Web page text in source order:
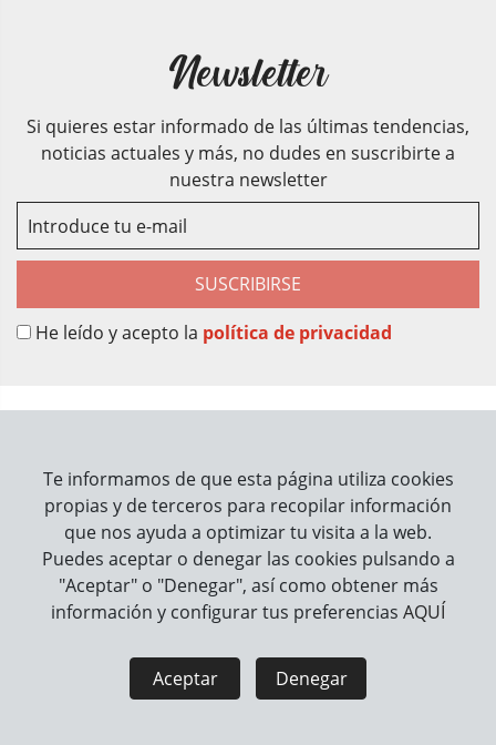
Newsletter
Si quieres estar informado de las últimas tendencias,
noticias actuales y más, no dudes en suscribirte a
nuestra newsletter
SUSCRIBIRSE
He leído y acepto la política de privacidad
Información
Cómo trabajamos
Información legal
Política de Privacidad
Política de Cookies
Te informamos de que esta página utiliza cookies
propias y de terceros para recopilar información
que nos ayuda a optimizar tu visita a la web.
Puedes aceptar o denegar las cookies pulsando a
"Aceptar" o "Denegar", así como obtener más
información y configurar tus preferencias AQUÍ
Aceptar Denegar